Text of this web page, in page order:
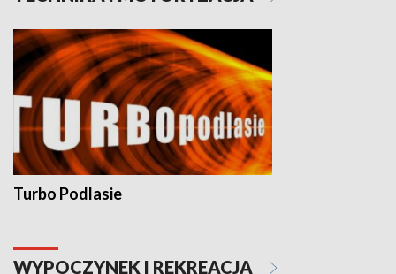
Turbo Podlasie
WYPOCZYNEK I REKREACJA